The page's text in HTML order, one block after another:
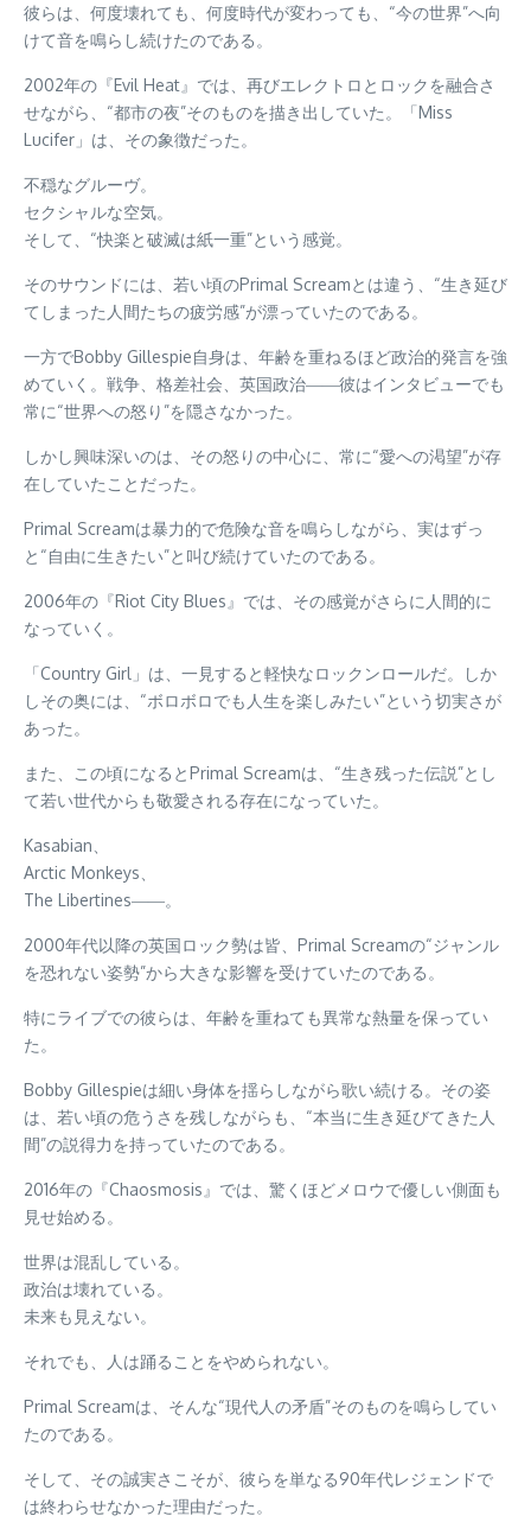
彼らは、何度壊れても、何度時代が変わっても、“今の世界”へ向
けて音を鳴らし続けたのである。
2002年の『Evil Heat』では、再びエレクトロとロックを融合さ
せながら、“都市の夜”そのものを描き出していた。「Miss
Lucifer」は、その象徴だった。
不穏なグルーヴ。
セクシャルな空気。
そして、“快楽と破滅は紙一重”という感覚。
そのサウンドには、若い頃のPrimal Screamとは違う、“生き延び
てしまった人間たちの疲労感”が漂っていたのである。
一方でBobby Gillespie自身は、年齢を重ねるほど政治的発言を強
めていく。戦争、格差社会、英国政治――彼はインタビューでも
常に“世界への怒り”を隠さなかった。
しかし興味深いのは、その怒りの中心に、常に“愛への渇望”が存
在していたことだった。
Primal Screamは暴力的で危険な音を鳴らしながら、実はずっ
と“自由に生きたい”と叫び続けていたのである。
2006年の『Riot City Blues』では、その感覚がさらに人間的に
なっていく。
「Country Girl」は、一見すると軽快なロックンロールだ。しか
しその奥には、“ボロボロでも人生を楽しみたい”という切実さが
あった。
また、この頃になるとPrimal Screamは、“生き残った伝説”とし
て若い世代からも敬愛される存在になっていた。
Kasabian、
Arctic Monkeys、
The Libertines――。
2000年代以降の英国ロック勢は皆、Primal Screamの“ジャンル
を恐れない姿勢”から大きな影響を受けていたのである。
特にライブでの彼らは、年齢を重ねても異常な熱量を保ってい
た。
Bobby Gillespieは細い身体を揺らしながら歌い続ける。その姿
は、若い頃の危うさを残しながらも、“本当に生き延びてきた人
間”の説得力を持っていたのである。
2016年の『Chaosmosis』では、驚くほどメロウで優しい側面も
見せ始める。
世界は混乱している。
政治は壊れている。
未来も見えない。
それでも、人は踊ることをやめられない。
Primal Screamは、そんな“現代人の矛盾”そのものを鳴らしてい
たのである。
そして、その誠実さこそが、彼らを単なる90年代レジェンドで
は終わらせなかった理由だった。